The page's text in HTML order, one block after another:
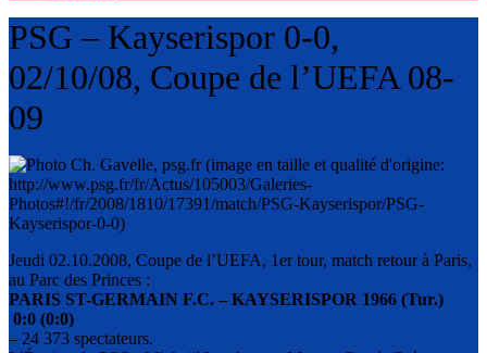
PSG – Kayserispor 0-0,
02/10/08, Coupe de l’UEFA 08-
09
Jeudi 02.10.2008, Coupe de l’UEFA, 1er tour, match retour à Paris,
au Parc des Princes :
PARIS ST-GERMAIN F.C. – KAYSERISPOR 1966 (Tur.)
0:0 (0:0)
– 24 373 spectateurs.